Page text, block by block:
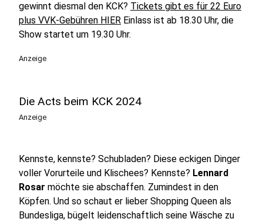
gewinnt diesmal den KCK? Tickets gibt es für 22 Euro
plus VVK-Gebühren HIER Einlass ist ab 18.30 Uhr, die
Show startet um 19.30 Uhr.
Anzeige
Die Acts beim KCK 2024
Anzeige
Kennste, kennste? Schubladen? Diese eckigen Dinger
voller Vorurteile und Klischees? Kennste? Lennard
Rosar möchte sie abschaffen. Zumindest in den
Köpfen. Und so schaut er lieber Shopping Queen als
Bundesliga, bügelt leidenschaftlich seine Wäsche zu